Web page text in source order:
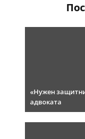
«Нужен
адвоката